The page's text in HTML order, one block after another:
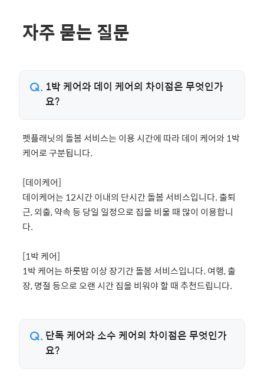
여름이라 아침일찍 산책시켜주신것도 정
말 고생많으셨어요 올여름 잘보내시고 항
자주 묻는 질문
1박 케어와 데이 케어의 차이점은 무엇인가
요?
펫플래닛의 돌봄 서비스는 이용 시간에 따라 데이 케어와 1박
케어로 구분됩니다.
[데이케어]
데이케어는 12시간 이내의 단시간 돌봄 서비스입니다. 출퇴
근, 외출, 약속 등 당일 일정으로 집을 비울 때 많이 이용합니
다.
[1박 케어]
1박 케어는 하룻밤 이상 장기간 돌봄 서비스입니다. 여행, 출
장, 명절 등으로 오랜 시간 집을 비워야 할 때 추천드립니다.
단독 케어와 소수 케어의 차이점은 무엇인가
요?